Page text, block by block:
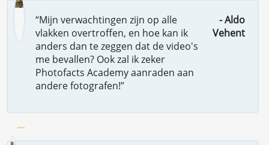
“Mijn verwachtingen zijn op alle
vlakken overtroffen, en hoe kan ik
anders dan te zeggen dat de video's
me bevallen? Ook zal ik zeker
Photofacts Academy aanraden aan
andere fotografen!”
- Aldo
Vehent